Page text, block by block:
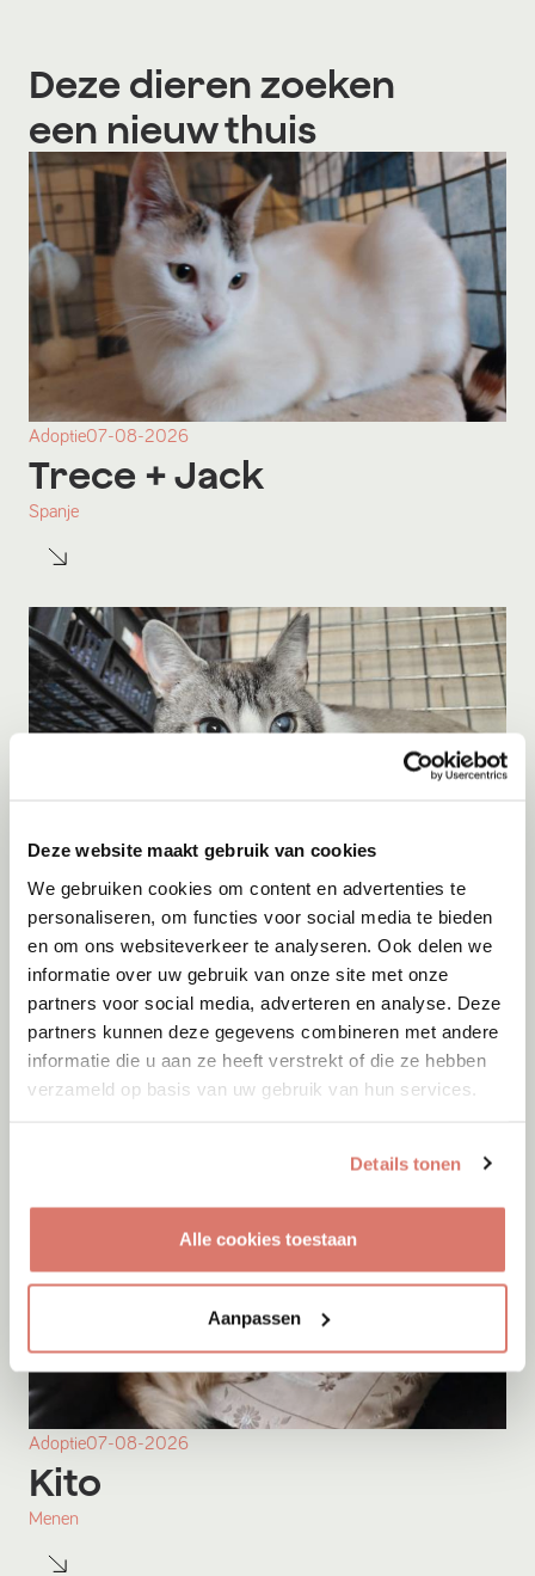
Deze website maakt gebruik van cookies
We gebruiken cookies om content en advertenties te
personaliseren, om functies voor social media te bieden
en om ons websiteverkeer te analyseren. Ook delen we
informatie over uw gebruik van onze site met onze
partners voor social media, adverteren en analyse. Deze
partners kunnen deze gegevens combineren met andere
informatie die u aan ze heeft verstrekt of die ze hebben
verzameld op basis van uw gebruik van hun services.
Details tonen
Alle cookies toestaan
Aanpassen
Deze dieren zoeken
een nieuw thuis
Adoptie07-08-2026
Trece + Jack
Spanje
Adoptie 07-08-2026
Jack+ Trece
Spanje
Adoptie07-08-2026
Kito
Menen